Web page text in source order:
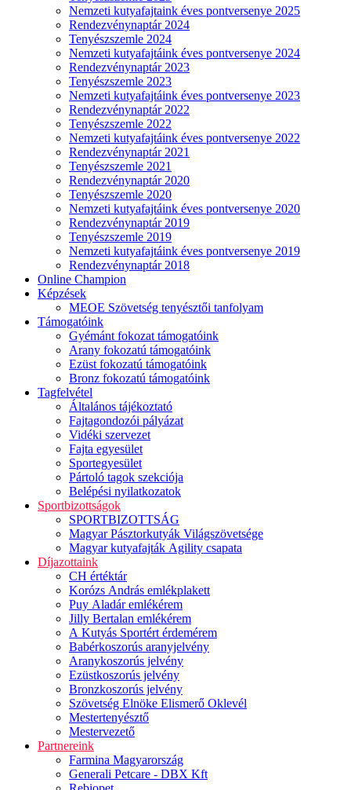
Nemzeti kutyafajtaink éves pontversenye 2025
Rendezvénynaptár 2024
Tenyészszemle 2024
Nemzeti kutyafajtáink éves pontversenye 2024
Rendezvénynaptár 2023
Tenyészszemle 2023
Nemzeti kutyafajtáink éves pontversenye 2023
Rendezvénynaptár 2022
Tenyészszemle 2022
Nemzeti kutyafajtáink éves pontversenye 2022
Rendezvénynaptár 2021
Tenyészszemle 2021
Rendezvénynaptár 2020
Tenyészszemle 2020
Nemzeti kutyafajtáink éves pontversenye 2020
Rendezvénynaptár 2019
Tenyészszemle 2019
Nemzeti kutyafajtáink éves pontversenye 2019
Rendezvénynaptár 2018
Online Champion
Képzések
MEOE Szövetség tenyésztői tanfolyam
Támogatóink
Gyémánt fokozat támogatóink
Arany fokozatú támogatóink
Ezüst fokozatú támogatóink
Bronz fokozatú támogatóink
Tagfelvétel
Általános tájékoztató
Fajtagondozói pályázat
Vidéki szervezet
Fajta egyesület
Sportegyesület
Pártoló tagok szekciója
Belépési nyilatkozatok
Sportbizottságok
SPORTBIZOTTSÁG
Magyar Pásztorkutyák Világszövetsége
Magyar kutyafajták Agility csapata
Díjazottaink
CH értéktár
Korózs András emlékplakett
Puy Aladár emlékérem
Jilly Bertalan emlékérem
A Kutyás Sportért érdemérem
Babérkoszorús aranyjelvény
Aranykoszorús jelvény
Ezüstkoszorús jelvény
Bronzkoszorús jelvény
Szövetség Elnöke Elismerő Oklevél
Mestertenyésztő
Mestervezető
Partnereink
Farmina Magyarország
Generali Petcare - DBX Kft